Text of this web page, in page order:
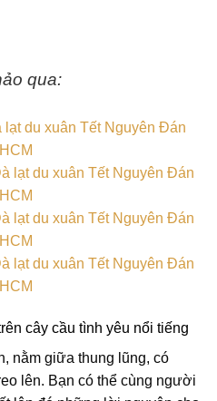
qua:
du xuân Tết Nguyên Đán
lạt du xuân Tết Nguyên Đán
lạt du xuân Tết Nguyên Đán
lạt du xuân Tết Nguyên Đán
cây cầu tình yêu nổi tiếng
nằm giữa thung lũng, có
lên. Bạn có thể cùng người